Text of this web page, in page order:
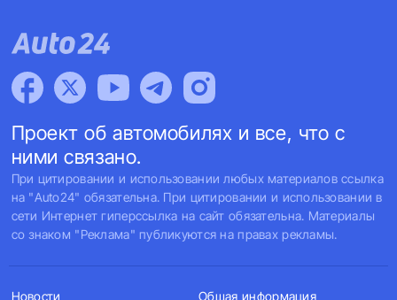
Проект об автомобилях и все, что с
ними связано.
При цитировании и использовании любых материалов ссылка
на "Auto24" обязательна. При цитировании и использовании в
сети Интернет гиперссылка на сайт обязательна. Материалы
со знаком "Реклама" публикуются на правах рекламы.
Новости Общая информация